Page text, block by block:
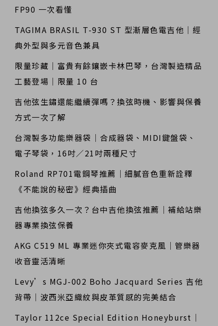
FP90 一次看懂
TAGIMA BRASIL T-930 ST 型漸層色電吉他｜經
典外型與多元音色兼具
限量珍藏｜富貴有餘鑲嵌卡林巴琴，台灣製造精品
工藝登場｜限量 10 台
吉他弦生鏽還能繼續彈嗎？換弦時機、影響與保養
方式一次了解
台灣製多功能樂器袋｜合成器袋、MIDI鍵盤袋、
電子琴袋，16吋／21吋兩種尺寸
Roland RP701電鋼琴推薦｜細膩音色重新詮釋
《不能說的秘密》經典插曲
吉他換弦多久一次？台中吉他換弦推薦｜補給站樂
器專業換弦保養
AKG C519 ML 專業迷你夾式電容麥克風｜管樂器
收音靈活清晰
Levy’s MGJ-002 Boho Jacquard Series 吉他
背帶｜波西米亞織紋與皮革質感的完美結合
Taylor 112ce Special Edition Honeyburst｜